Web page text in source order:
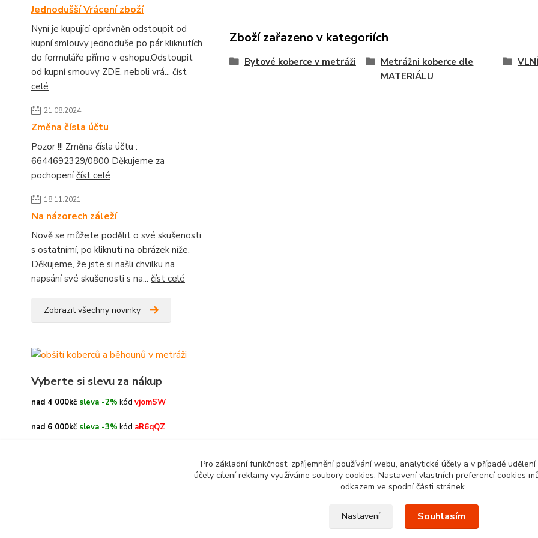
Jednodušší Vrácení zboží
Nyní je kupující oprávněn odstoupit od
kupní smlouvy jednoduše po pár kliknutích
do formuláře přímo v eshopu.Odstoupit
od kupní smouvy ZDE, neboli vrá... číst
celé
21.08.2024
Změna čísla účtu
Pozor !!! Změna čísla účtu :
6644692329/0800 Děkujeme za
pochopeníčíst celé
18.11.2021
Na názorech záleží
Nově se můžete podělit o své skušenosti
s ostatnímí, po kliknutí na obrázek níže.
Děkujeme, že jste si našli chvilku na
napsání své skušenosti s na... číst celé
Zobrazit všechny novinky
Vyberte si slevu za nákup
nad 4 000kč sleva -2% kód vjomSW
nad 6 000kč sleva -3% kód aR6qQZ
Zboží zařazeno v kategoriích
Bytové koberce v metráži
Metrážni koberce dle
MATERIÁLU
Pro základní funkčnost, zpříjemnění používání webu, analytické účely a v případě
účely cílení reklamy využíváme soubory cookies. Nastavení vlastních preferencí cookies
odkazem ve spodní části stránek.
Nastavení Souhlasím